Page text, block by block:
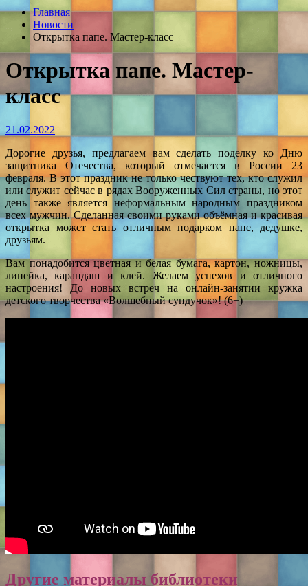
Главная
Новости
Открытка папе. Мастер-класс
Открытка папе. Мастер-
класс
21.02.2022
Дорогие друзья, предлагаем вам сделать поделку ко Дню
защитника Отечества, который отмечается в России 23
февраля. В этот праздник не только чествуют тех, кто служил
или служит сейчас в рядах Вооруженных Сил страны, но этот
день также является неформальным народным праздником
всех мужчин. Сделанная своими руками объёмная и красивая
открытка может стать отличным подарком папе, дедушке,
друзьям.
Вам понадобится цветная и белая бумага, картон, ножницы,
линейка, карандаш и клей. Желаем успехов и отличного
настроения! До новых встреч на онлайн-занятии кружка
детского творчества «Волшебный сундучок»! (6+)
Другие материалы библиотеки